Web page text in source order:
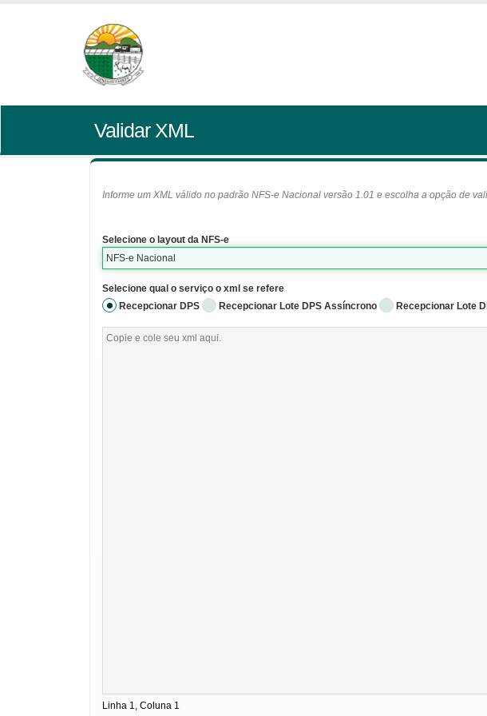
Validar XML
Informe um XML válido no padrão NFS-e Nacional versão 1.01 e escolha a opção de
Selecione o layout da NFS-e
NFS-e Nacional
Selecione qual o serviço o xml se refere
Recepcionar DPS
Recepcionar Lote DPS Assíncrono Recepcionar Lote
Linha 1, Coluna 1